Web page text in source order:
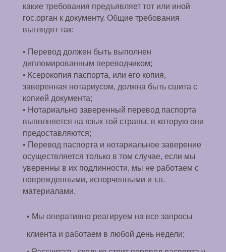
какие требования предъявляет тот или иной
гос.орган к документу. Общие требования
выглядят так:
• Перевод должен быть выполнен
дипломированным переводчиком;
• Ксерокопия паспорта, или его копия,
заверенная нотариусом, должна быть сшита с
копией документа;
• Нотариально заверенный перевод паспорта
выполняется на язык той страны, в которую они
предоставляются;
• Перевод паспорта и нотариальное заверение
осуществляется только в том случае, если мы
уверенны в их подлинности, мы не работаем с
поврежденными, испорченными и т.п.
материалами.
• Мы оперативно реагируем на все запросы
клиента и работаем в любой день недели;